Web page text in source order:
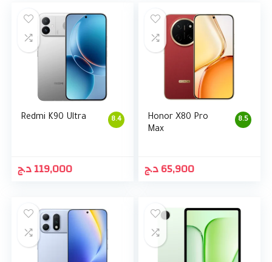
8.4
Redmi K90 Ultra
119,000د.ج
8.5
Honor X80 Pro
Max
65,900د.ج